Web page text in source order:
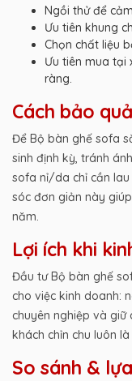
Ngồi thử để
Ưu tiên khung
Chọn chất liệu
Ưu tiên mua
ràng.
Cách bảo
Để Bộ bàn ghế sofa
sinh định kỳ, tránh
sofa nỉ/da chỉ cần lau
sóc đơn giản này
năm.
Lợi ích khi
Đầu tư Bộ bàn ghế
cho việc kinh doanh:
chuyên nghiệp và giữ
khách chỉn chu luôn
So sánh &